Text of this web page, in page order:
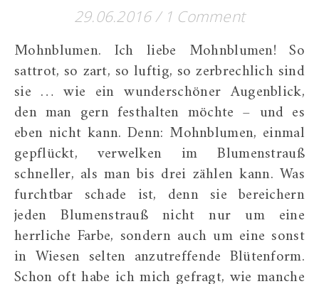
29.06.2016/ 1 Comment
Mohnblumen. Ich liebe Mohnblumen! So
sattrot, so zart, so luftig, so zerbrechlich sind
sie … wie ein wunderschöner Augenblick,
den man gern festhalten möchte – und es
eben nicht kann. Denn: Mohnblumen, einmal
gepflückt, verwelken im Blumenstrauß
schneller, als man bis drei zählen kann. Was
furchtbar schade ist, denn sie bereichern
jeden Blumenstrauß nicht nur um eine
herrliche Farbe, sondern auch um eine sonst
in Wiesen selten anzutreffende Blütenform.
Schon oft habe ich mich gefragt, wie manche